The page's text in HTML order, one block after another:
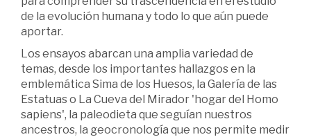
de la evolución humana y todo lo que aún puede
aportar.
Los ensayos abarcan una amplia variedad de
temas, desde los importantes hallazgos en la
emblemática Sima de los Huesos, la Galería de las
Estatuas o La Cueva del Mirador 'hogar del Homo
sapiens', la paleodieta que seguían nuestros
ancestros, la geocronología que nos permite medir